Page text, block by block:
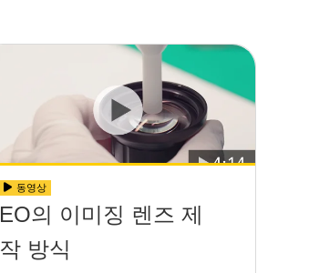
동영상
EO의 이미징 렌즈 제
작 방식